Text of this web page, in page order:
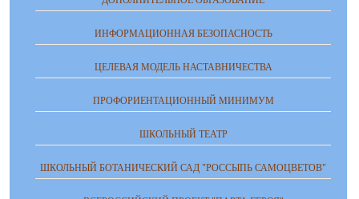
ИНФОРМАЦИОННАЯ БЕЗОПАСНОСТЬ
ЦЕЛЕВАЯ МОДЕЛЬ НАСТАВНИЧЕСТВА
ПРОФОРИЕНТАЦИОННЫЙ МИНИМУМ
ШКОЛЬНЫЙ ТЕАТР
ШКОЛЬНЫЙ БОТАНИЧЕСКИЙ САД "РОССЫПЬ САМОЦВЕТОВ"